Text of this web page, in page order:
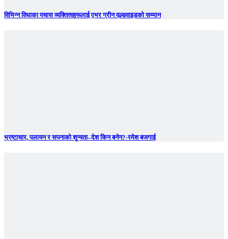
विभिन्न विधाका पचास व्यक्तित्वहरूलाई एभर ग्रीन वल्र्डवाइडको सम्मान
भ्रष्टाचार, पलायन र सपनाको शून्यता–देश किन बनेन?-रमेश बजगाई